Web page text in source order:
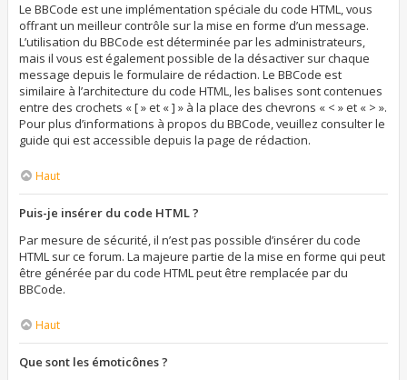
Le BBCode est une implémentation spéciale du code HTML, vous
offrant un meilleur contrôle sur la mise en forme d’un message.
L’utilisation du BBCode est déterminée par les administrateurs,
mais il vous est également possible de la désactiver sur chaque
message depuis le formulaire de rédaction. Le BBCode est
similaire à l’architecture du code HTML, les balises sont contenues
entre des crochets « [ » et « ] » à la place des chevrons « < » et « > ».
Pour plus d’informations à propos du BBCode, veuillez consulter le
guide qui est accessible depuis la page de rédaction.
Haut
Puis-je insérer du code HTML ?
Par mesure de sécurité, il n’est pas possible d’insérer du code
HTML sur ce forum. La majeure partie de la mise en forme qui peut
être générée par du code HTML peut être remplacée par du
BBCode.
Haut
Que sont les émoticônes ?